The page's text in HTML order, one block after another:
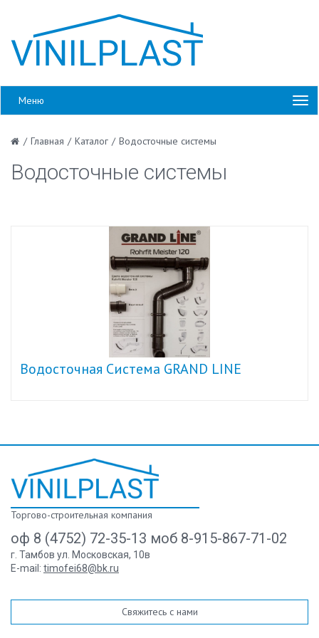
Меню
/ Главная / Каталог / Водосточные системы
Водосточные системы
Водосточная Система GRAND LINE
Торгово-строительная компания
оф 8 (4752) 72-35-13 моб 8-915-867-71-02
г. Тамбов ул. Московская, 10в
E-mail: timofei68@bk.ru
Свяжитесь с нами